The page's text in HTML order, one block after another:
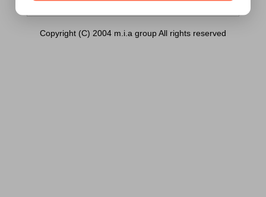
Copyright (C) 2004 m.i.a group All rights reserved